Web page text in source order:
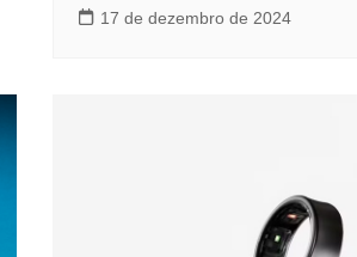
17 de dezembro de 2024